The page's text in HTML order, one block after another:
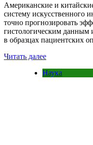
Американские и
систему искусственного
точно прогнозировать
гистологическим данным
в образцах пациентских
Читать далее
Наука